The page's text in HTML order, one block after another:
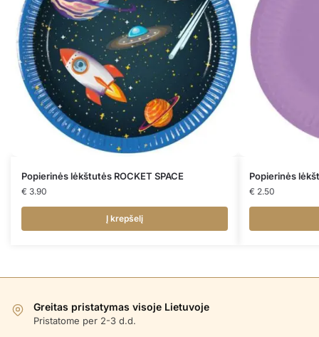
Popierinės lėkštutės ROCKET SPACE
€ 3.90
Į krepšelį
Popierinės
€ 2.50
Greitas pristatymas visoje Lietuvoje
Pristatome per 2-3 d.d.